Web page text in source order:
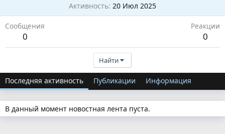
Активность 20 Июл 2025
Сообщения
0
Реакции
0
Найти
Последняя активность Публикации Информация
В данный момент новостная лента пуста.